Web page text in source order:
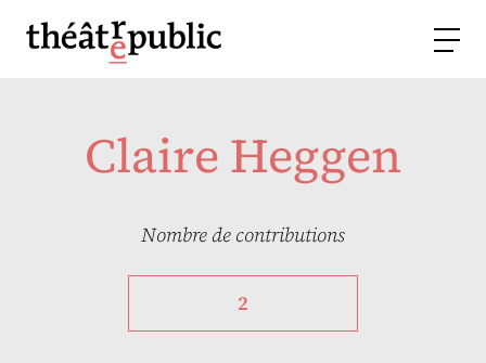
Claire Heggen
Nombre de contributions
2